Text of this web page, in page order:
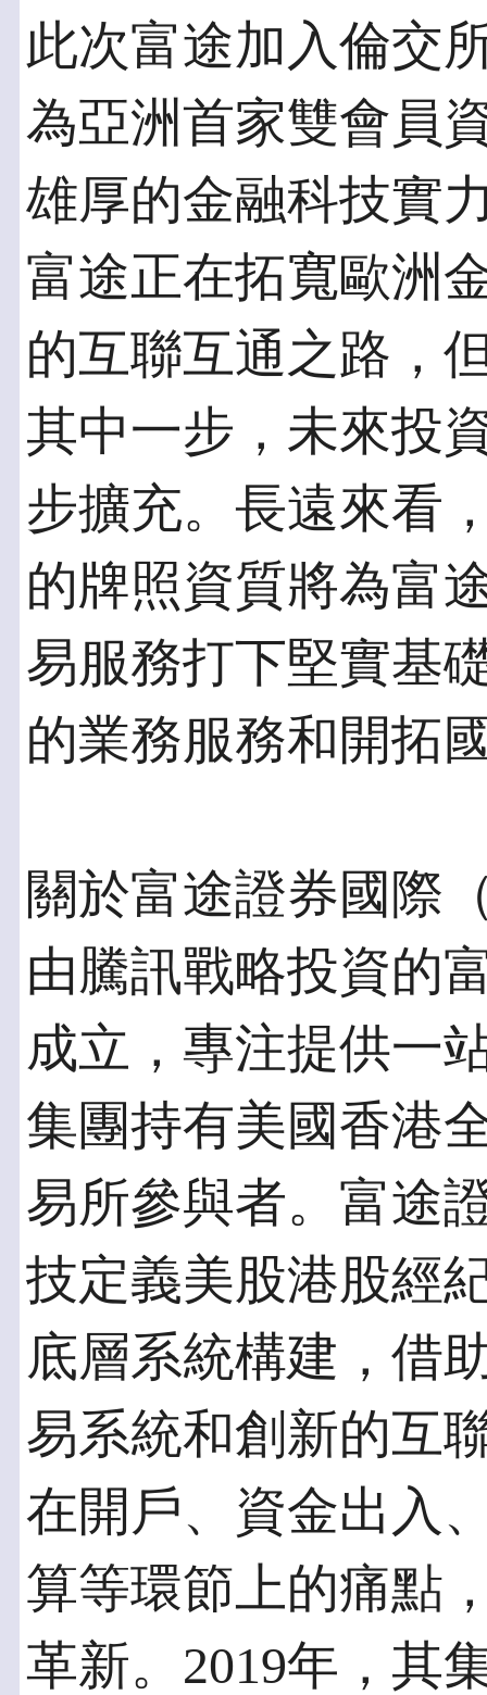
此次富途加入倫交
為亞洲首家雙會員
雄厚的金融科技實
富途正在拓寬歐洲
的互聯互通之路，
其中一步，未來投
步擴充。長遠來看
的牌照資質將為富
易服務打下堅實基
的業務服務和開拓
關於富途證券國際
由騰訊戰略投資的
成立，專注提供一
集團持有美國香港
易所參與者。富途
技定義美股港股經
底層系統構建，借
易系統和創新的互
在開戶、資金出入
算等環節上的痛點
革新。2019年，其